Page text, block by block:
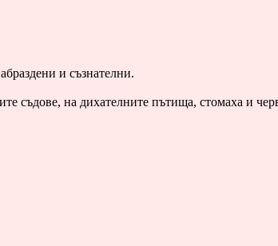
и съзнателни.
съдове, на дихателните пътища, стомаха и